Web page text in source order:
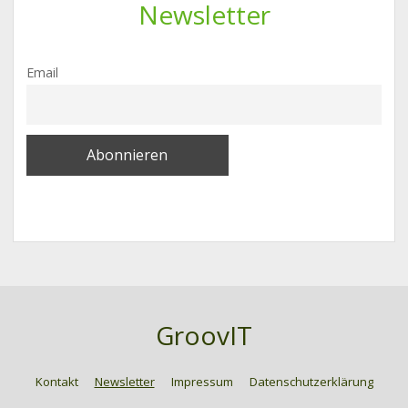
Newsletter
Email
GroovIT
Kontakt Newsletter Impressum
Datenschutzerklärung